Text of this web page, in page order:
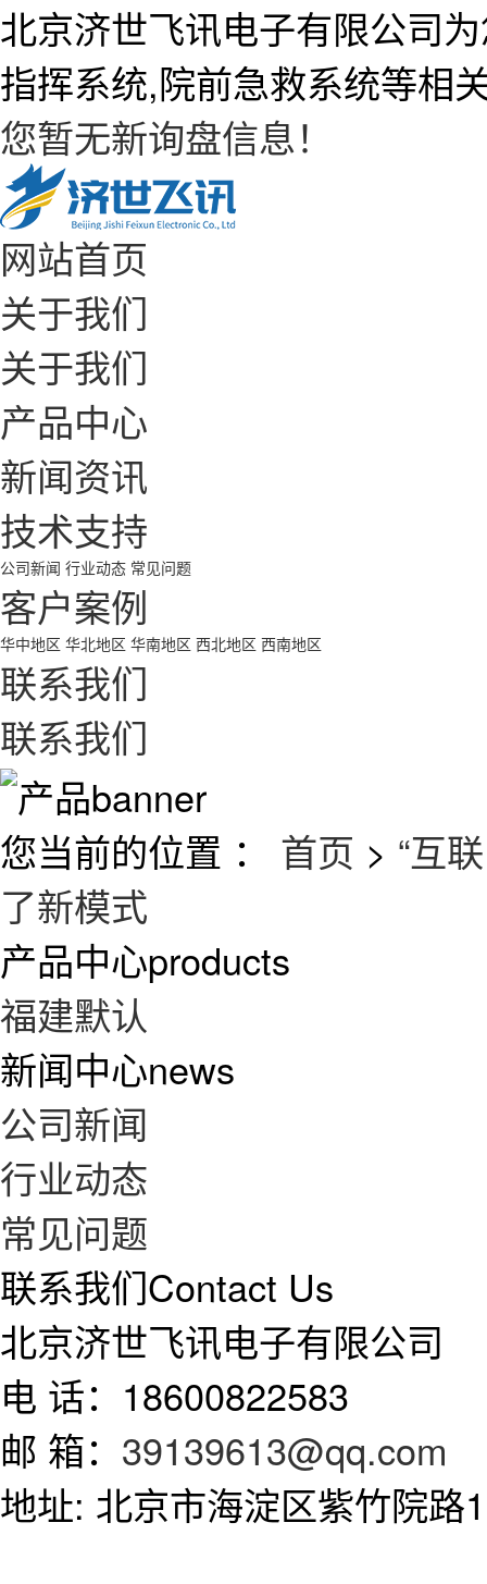
北京济世飞讯电子有限公司
指挥系统,院前急救系统等相
您暂无新询盘信息！
网站首页
关于我们
关于我们
产品中心
新闻资讯
技术支持
公司新闻 行业动态 常见问题
客户案例
华中地区 华北地区 华南地区 西北地区 西南地区
联系我们
联系我们
您当前的位置 ： 首页 > “互
了新模式
产品中心products
福建默认
新闻中心news
公司新闻
行业动态
常见问题
联系我们Contact Us
北京济世飞讯电子有限公司
电 话：18600822583
邮 箱： 39139613@qq.com
地址: 北京市海淀区紫竹院路